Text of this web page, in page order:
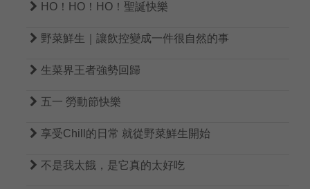
 HO！HO！HO！聖誕快樂
 野菜鮮生｜讓飲控變成一件很自然的事
 生菜界王者強勢回歸
 五一 勞動節快樂
 享受Chill的日常 就從野菜鮮生開始
 不是我太餓，是它真的太好吃